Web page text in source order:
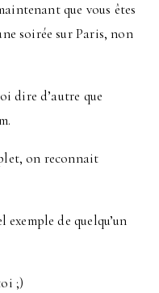
que vous êtes
soirée sur Paris, non
dire d’autre que
on reconnait
exemple de quelqu’un
;)